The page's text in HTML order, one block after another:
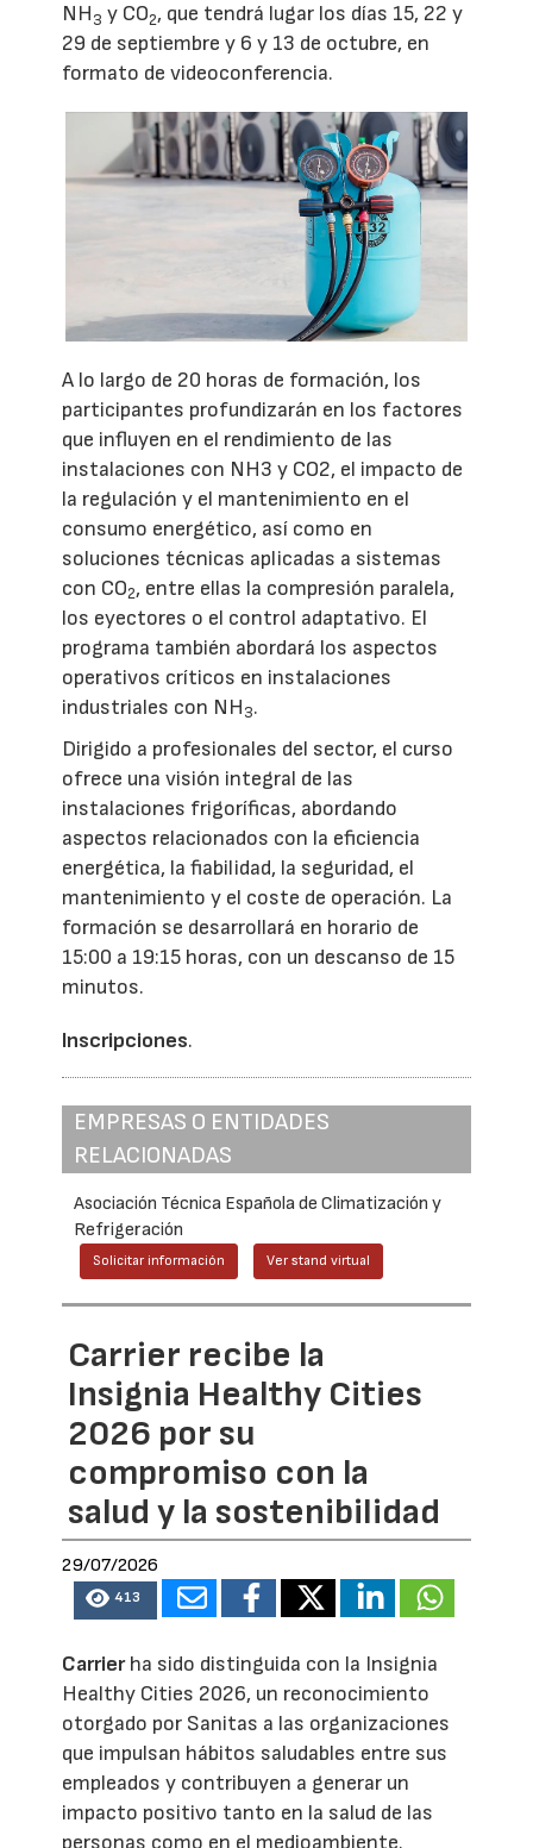
NH3 y CO2, que tendrá lugar los días 15, 22 y
29 de septiembre y 6 y 13 de octubre, en
formato de videoconferencia.
A lo largo de 20 horas de formación, los
participantes profundizarán en los factores
que influyen en el rendimiento de las
instalaciones con NH3 y CO2, el impacto de
la regulación y el mantenimiento en el
consumo energético, así como en
soluciones técnicas aplicadas a sistemas
con CO2, entre ellas la compresión paralela,
los eyectores o el control adaptativo. El
programa también abordará los aspectos
operativos críticos en instalaciones
industriales con NH3.
Dirigido a profesionales del sector, el curso
ofrece una visión integral de las
instalaciones frigoríficas, abordando
aspectos relacionados con la eficiencia
energética, la fiabilidad, la seguridad, el
mantenimiento y el coste de operación. La
formación se desarrollará en horario de
15:00 a 19:15 horas, con un descanso de 15
minutos.
Inscripciones.
EMPRESAS O ENTIDADES
RELACIONADAS
Asociación Técnica Española de Climatización y
Refrigeración
Solicitar información Ver stand virtual
Carrier recibe la
Insignia Healthy Cities
2026 por su
compromiso con la
salud y la sostenibilidad
29/07/2026
413
Carrierha sido distinguida con la Insignia
Healthy Cities 2026, un reconocimiento
otorgado por Sanitas a las organizaciones
que impulsan hábitos saludables entre sus
empleados y contribuyen a generar un
impacto positivo tanto en la salud de las
personas como en el medioambiente.